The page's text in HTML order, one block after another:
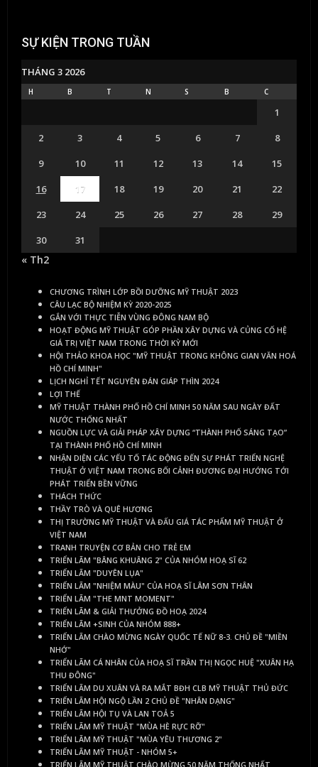
SỰ KIỆN TRONG TUẦN
THÁNG 3 2026
H B T N S B C
1
2
3 4 5 6 7
8
9
10 11 12 13 14
15
16
17 18 19 20 21
22
23
24 25 26 27 28
29
30
31
« Th2
CHƯƠNG TRÌNH LỚP BỒI DƯỠNG MỸ THUẬT 2023
CÂU LẠC BỘ NHIỆM KỲ 2020-2025
GẮN VỚI THỰC TIỄN VÙNG ĐÔNG NAM BỘ
HOẠT ĐỘNG MỸ THUẬT GÓP PHẦN XÂY DỰNG VÀ CỦNG CỐ HỆ
GIÁ TRỊ VIỆT NAM TRONG THỜI KỲ MỚI
HỘI THẢO KHOA HỌC "MỸ THUẬT TRONG KHÔNG GIAN VĂN HOÁ
HỒ CHÍ MINH"
LỊCH NGHỈ TẾT NGUYÊN ĐÁN GIÁP THÌN 2024
LỢI THẾ
MỸ THUẬT THÀNH PHỐ HỒ CHÍ MINH 50 NĂM SAU NGÀY ĐẤT
NƯỚC THỐNG NHẤT
NGUỒN LỰC VÀ GIẢI PHÁP XÂY DỰNG “THÀNH PHỐ SÁNG TẠO”
TẠI THÀNH PHỐ HỒ CHÍ MINH
NHẬN DIỆN CÁC YẾU TỐ TÁC ĐỘNG ĐẾN SỰ PHÁT TRIỂN NGHỆ
THUẬT Ở VIỆT NAM TRONG BỐI CẢNH ĐƯƠNG ĐẠI HƯỚNG TỚI
PHÁT TRIỂN BỀN VỮNG
THÁCH THỨC
THẦY TRÒ VÀ QUÊ HƯƠNG
THỊ TRƯỜNG MỸ THUẬT VÀ ĐẤU GIÁ TÁC PHẨM MỸ THUẬT Ở
VIỆT NAM
TRANH TRUYỆN CƠ BẢN CHO TRẺ EM
TRIỂN LÃM "BÂNG KHUÂNG 2" CỦA NHÓM HOẠ SĨ 62
TRIỂN LÃM "DUYÊN LỤA"
TRIỂN LÃM "NHIỆM MÀU" CỦA HOẠ SĨ LÂM SƠN THÂN
TRIỂN LÃM "THE MNT MOMENT"
TRIỂN LÃM & GIẢI THƯỞNG ĐỒ HOẠ 2024
TRIỂN LÃM +SINH CỦA NHÓM 888+
TRIỂN LÃM CHÀO MỪNG NGÀY QUỐC TẾ NỮ 8-3. CHỦ ĐỀ "MIỀN
NHỚ"
TRIỂN LÃM CÁ NHÂN CỦA HOẠ SĨ TRẦN THỊ NGỌC HUỆ "XUÂN HẠ
THU ĐÔNG"
TRIỂN LÃM DU XUÂN VÀ RA MẮT BĐH CLB MỸ THUẬT THỦ ĐỨC
TRIỂN LÃM HỘI NGỘ LẦN 2 CHỦ ĐỀ "NHÂN DẠNG"
TRIỂN LÃM HỘI TỤ VÀ LAN TOẢ 5
TRIỂN LÃM MỸ THUẬT "MÙA HÈ RỰC RỠ"
TRIỂN LÃM MỸ THUẬT "MÙA YÊU THƯƠNG 2"
TRIỂN LÃM MỸ THUẬT - NHÓM 5+
TRIỂN LÃM MỸ THUẬT CHÀO MỪNG 50 NĂM THỐNG NHẤT